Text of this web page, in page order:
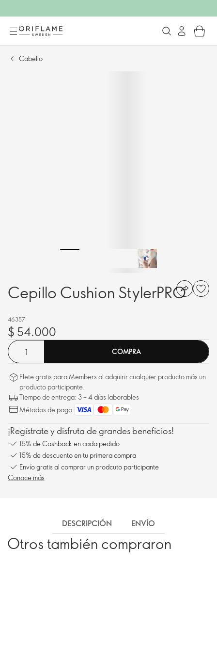
Cabello
Cepillo Cushion StylerPRO
46357
$ 54.000
COMPRA
Flete gratis para Members al adquirir cualquier producto más un
producto participante.
Tiempo de entrega: 3 – 4 días laborables
Métodos de pago:
¡Regístrate y disfruta de grandes beneficios!
15% de Cashback en cada pedido
15% de descuento en tu primera compra
Envío gratis al comprar un prodcuto participante
Conoce más
DESCRIPCIÓN ENVÍO
Otros también compraron